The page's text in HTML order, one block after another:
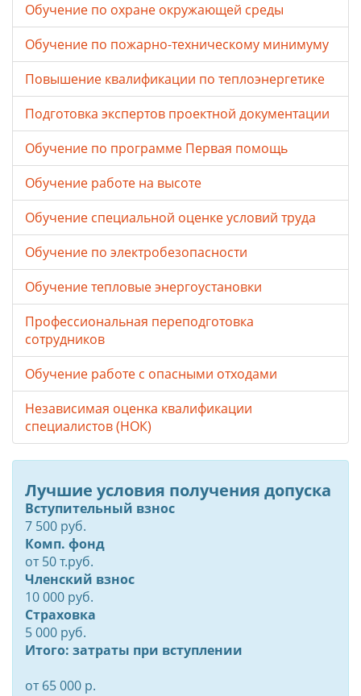
Обучение по охране окружающей среды
Обучение по пожарно-техническому минимуму
Повышение квалификации по теплоэнергетике
Подготовка экспертов проектной документации
Обучение по программе Первая помощь
Обучение работе на высоте
Обучение специальной оценке условий труда
Обучение по электробезопасности
Обучение тепловые энергоустановки
Профессиональная переподготовка
сотрудников
Обучение работе с опасными отходами
Независимая оценка квалификации
специалистов (НОК)
Лучшие условия получения допуска
Вступительный взнос
7 500 руб.
Комп. фонд
от50т.руб.
Членский взнос
10 000 руб.
Страховка
5 000 руб.
Итого: затраты при вступлении
от 65 000 р.